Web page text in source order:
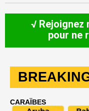
√ Rejoignez
pour ne
CARAÏBES